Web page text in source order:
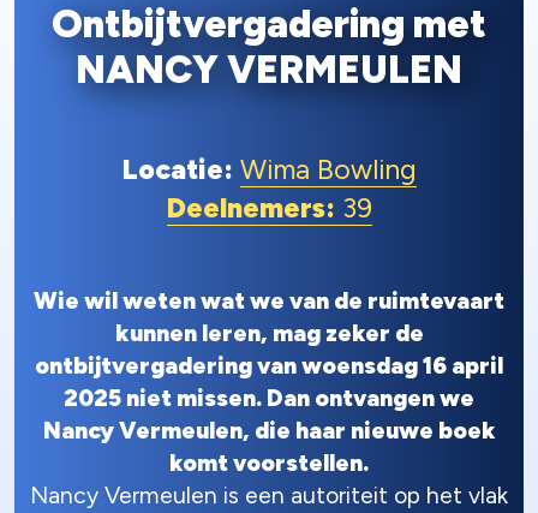
Ontbijtvergadering met
NANCY VERMEULEN
Locatie: Wima Bowling
Deelnemers: 39
Wie wil weten wat we van de ruimtevaart
kunnen leren, mag zeker de
ontbijtvergadering van woensdag 16 april
2025 niet missen. Dan ontvangen we
Nancy Vermeulen, die haar nieuwe boek
komt voorstellen.
Nancy Vermeulen is een autoriteit op het vlak